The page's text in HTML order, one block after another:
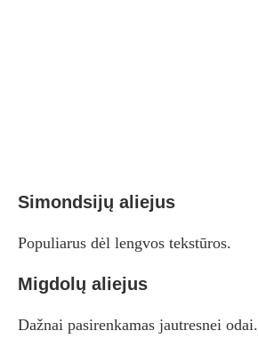
Simondsijų aliejus
Populiarus dėl lengvos tekstūros.
Migdolų aliejus
Dažnai pasirenkamas jautresnei odai.